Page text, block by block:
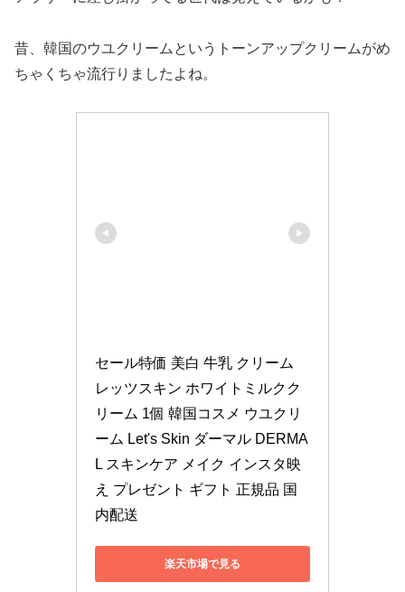
昔、韓国のウユクリームというトーンアップクリームがめ
ちゃくちゃ流行りましたよね。
セール特価 美白 牛乳 クリーム
レッツスキン ホワイトミルクク
リーム 1個 韓国コスメ ウユクリ
ーム Let's Skin ダーマル DERMA
L スキンケア メイク インスタ映
え プレゼント ギフト 正規品 国
内配送
楽天市場で見る